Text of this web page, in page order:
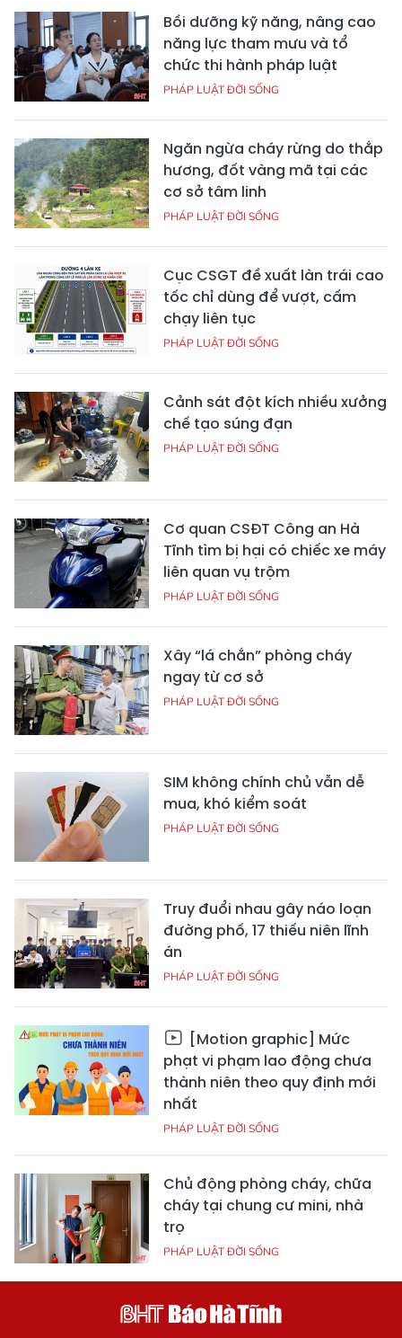
Bồi dưỡng kỹ năng, nâng cao
năng lực tham mưu và tổ
chức thi hành pháp luật
PHÁP LUẬT ĐỜI SỐNG
Ngăn ngừa cháy rừng do thắp
hương, đốt vàng mã tại các
cơ sở tâm linh
PHÁP LUẬT ĐỜI SỐNG
Cục CSGT đề xuất làn trái cao
tốc chỉ dùng để vượt, cấm
chạy liên tục
PHÁP LUẬT ĐỜI SỐNG
Cảnh sát đột kích nhiều xưởng
chế tạo súng đạn
PHÁP LUẬT ĐỜI SỐNG
Cơ quan CSĐT Công an Hà
Tĩnh tìm bị hại có chiếc xe máy
liên quan vụ trộm
PHÁP LUẬT ĐỜI SỐNG
Xây “lá chắn” phòng cháy
ngay từ cơ sở
PHÁP LUẬT ĐỜI SỐNG
SIM không chính chủ vẫn dễ
mua, khó kiểm soát
PHÁP LUẬT ĐỜI SỐNG
Truy đuổi nhau gây náo loạn
đường phố, 17 thiếu niên lĩnh
án
PHÁP LUẬT ĐỜI SỐNG
[Motion graphic] Mức
phạt vi phạm lao động chưa
thành niên theo quy định mới
nhất
PHÁP LUẬT ĐỜI SỐNG
Chủ động phòng cháy, chữa
cháy tại chung cư mini, nhà
trọ
PHÁP LUẬT ĐỜI SỐNG